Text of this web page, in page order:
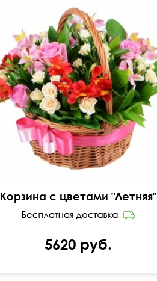
Декор с атласной ленты
30 см
30 см
Корзина с цветами "Летняя"
5620 руб.